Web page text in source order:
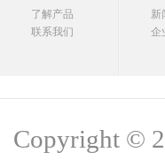
了解产品
联系我们
新
企
Copyright ©